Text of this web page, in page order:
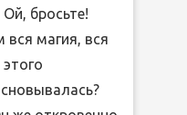
Ой, бросьте!
магия, вся